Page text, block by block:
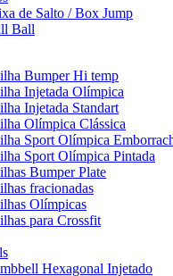
de Salto / Box Jump
Ball
Bumper Hi temp
Injetada Olímpica
Injetada Standart
Olímpica Clássica
Sport Olímpica
Sport Olímpica Pintada
Bumper Plate
fracionadas
Olímpicas
para Crossfit
Hexagonal Injetado